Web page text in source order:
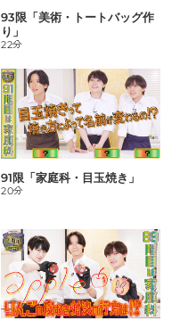
93限「美術・トートバッグ作
り」
22分
91限「家庭科・目玉焼き」
20分